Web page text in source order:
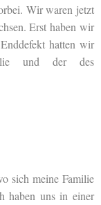
Wir waren jetzt
Erst haben wir
hatten wir
und der des
sich meine Familie
haben uns in einer